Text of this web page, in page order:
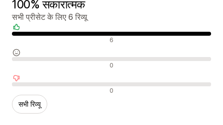
100% सकारात्मक
सभी प्रीसेट के लिए 6 रिव्यू
सकारात्मक रिव्यू 6
न्यूट्रल रिव्यू 0
नकारात्मक रिव्यू 0
सभी रिव्यू